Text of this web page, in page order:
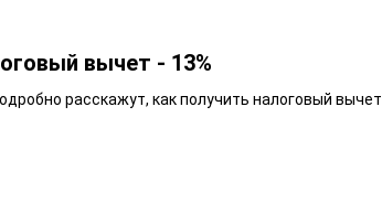
вычет - 13%
расскажут, как получить налоговый вычет